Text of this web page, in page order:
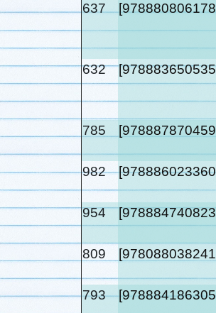
637
632
785
982
954
809
793